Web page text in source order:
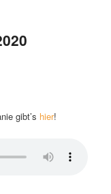
gibt’s hier!